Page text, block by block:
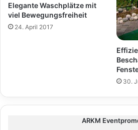
Elegante Waschplätze mit
viel Bewegungsfreiheit
24. April 2017
30.
ARKM